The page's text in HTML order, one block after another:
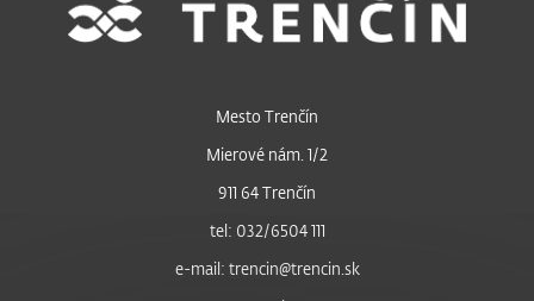
Mesto Trenčín
Mierové nám. 1/2
911 64 Trenčín
tel: 032/6504 111
e-mail: trencin@trencin.sk